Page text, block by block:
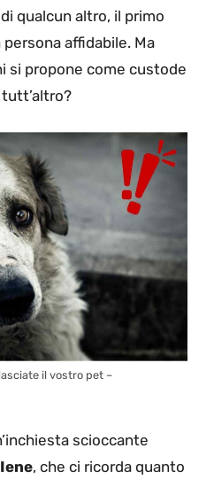
qualcun altro, il primo
affidabile. Ma
si propone come custode
il vostro pet –
scioccante
, che ci ricorda quanto